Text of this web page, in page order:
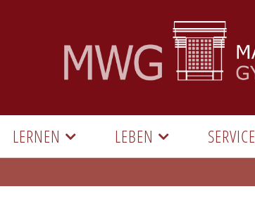
LERNEN LEBEN SERVICE